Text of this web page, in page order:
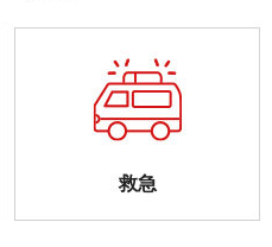
救急